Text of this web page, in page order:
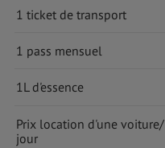
1 ticket de transport
1 pass mensuel
1L d'essence
Prix location d'une voiture/
jour